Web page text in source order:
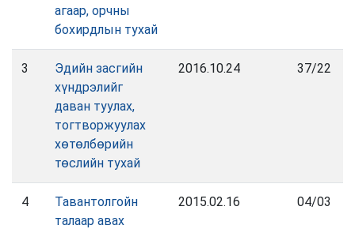
агаар, орчны
бохирдлын тухай
3
Эдийн засгийн
хүндрэлийг
даван туулах,
тогтворжуулах
хөтөлбөрийн
төслийн тухай
2016.10.24 37/22
4
Тавантолгойн
талаар авах
2015.02.16 04/03